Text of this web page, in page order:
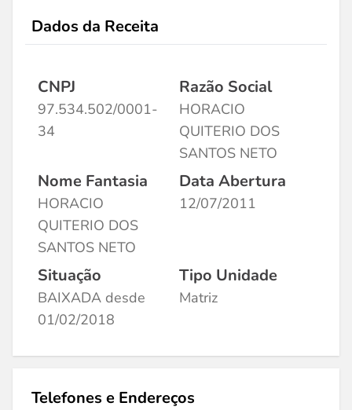
Dados da Receita
CNPJ
97.534.502/0001-
34
Razão Social
HORACIO
QUITERIO DOS
SANTOS NETO
Nome Fantasia
HORACIO
QUITERIO DOS
SANTOS NETO
Data Abertura
12/07/2011
Situação
BAIXADA desde
01/02/2018
Tipo Unidade
Matriz
Telefones e Endereços